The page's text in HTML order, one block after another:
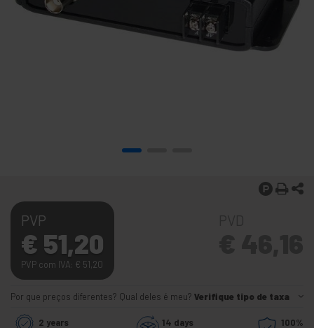
PVP
€ 51,20
PVP com IVA: € 51,20
Por que preços diferentes? Qual deles é meu? Verifique tipo de taxa
2 years
14 days
100%